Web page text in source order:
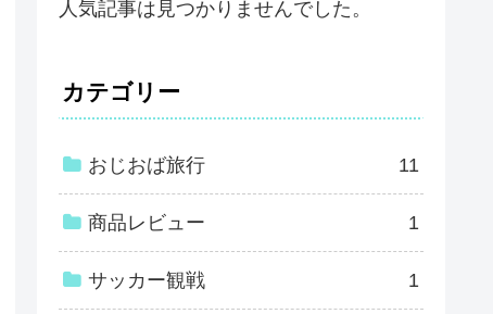
人気記事は見つかりませんでした。
カテゴリー
おじおば旅行 11
商品レビュー 1
サッカー観戦 1